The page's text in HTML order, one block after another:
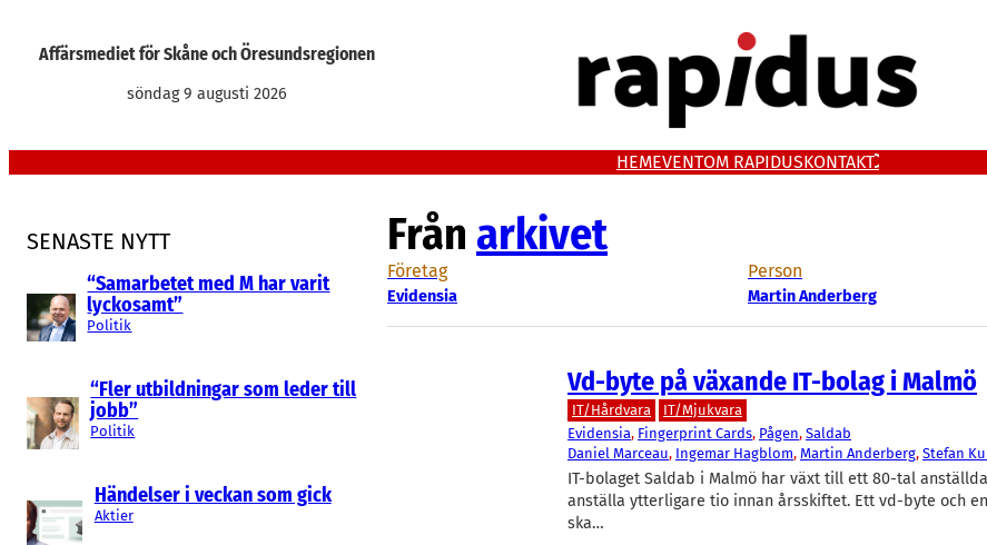
Affärsmediet för Skåne och Öresundsregionen
söndag 9 augusti 2026
HEMEVENTOM RAPIDUSKONTAKT
SENASTE NYTT
“Samarbetet med M har varit
lyckosamt”
Politik
“Fler utbildningar som leder till
jobb”
Politik
Händelser i veckan som gick
Aktier
Från arkivet
Företag
Evidensia
Person
Martin Anderberg
Vd-byte på växande IT-bolag i Malmö
IT/Hårdvara IT/Mjukvara
Evidensia, Fingerprint Cards, Pågen, Saldab
Daniel Marceau, Ingemar Hagblom, Martin Anderberg, Stefan
IT-bolaget Saldab i Malmö har växt till ett 80-tal
anställa ytterligare tio innan årsskiftet. Ett vd-byte och
ska…